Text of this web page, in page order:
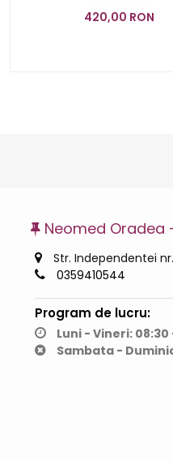
420,00 RON
Neomed Oradea
Str. Independentei
0359410544
Program de lucru:
Luni - Vineri: 08:30
Sambata -